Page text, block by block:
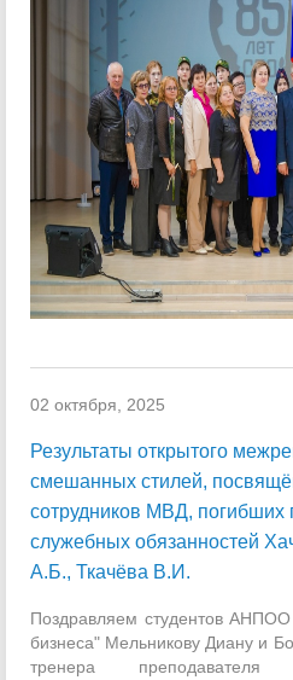
02 октября, 2025
Результаты открытого
смешанных стилей,
сотрудников МВД, погибших
служебных обязанностей
А.Б., Ткачёва В.И.
Поздравляем студентов АНПОО
бизнеса" Мельникову Диану и
тренера